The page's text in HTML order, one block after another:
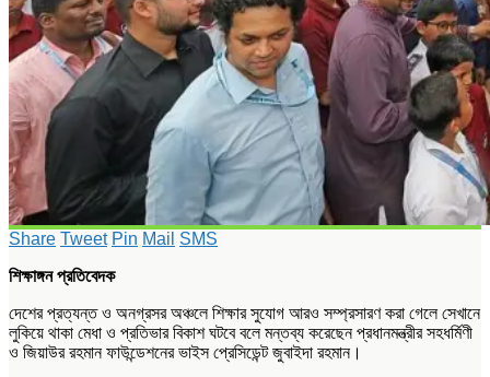
Share Tweet Pin Mail SMS
শিক্ষাঙ্গন প্রতিবেদক
দেশের প্রত্যন্ত ও অনগ্রসর অঞ্চলে শিক্ষার সুযোগ আরও সম্প্রসারণ করা গেলে সেখানে
লুকিয়ে থাকা মেধা ও প্রতিভার বিকাশ ঘটবে বলে মন্তব্য করেছেন প্রধানমন্ত্রীর সহধর্মিণী
ও জিয়াউর রহমান ফাউন্ডেশনের ভাইস প্রেসিডেন্ট জুবাইদা রহমান।